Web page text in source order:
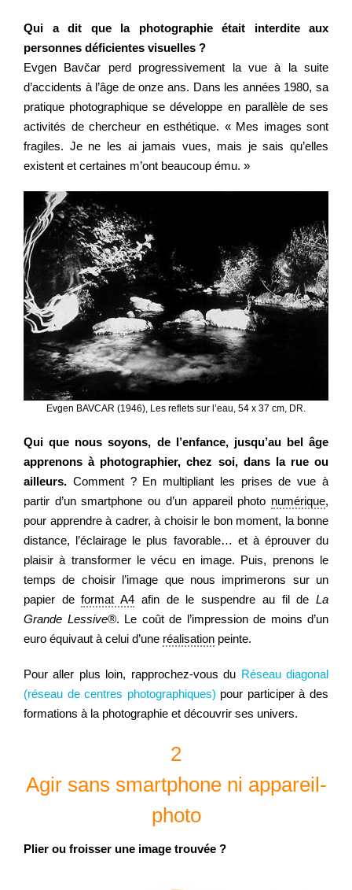
Qui a dit que la photographie était interdite aux
personnes déficientes visuelles ?
Evgen Bavčar perd progressivement la vue à la suite
d’accidents à l’âge de onze ans. Dans les années 1980, sa
pratique photographique se développe en parallèle de ses
activités de chercheur en esthétique. « Mes images sont
fragiles. Je ne les ai jamais vues, mais je sais qu’elles
existent et certaines m’ont beaucoup ému. »
Evgen BAVCAR (1946), Les reflets sur l’eau, 54 x 37 cm, DR.
Qui que nous soyons, de l’enfance, jusqu’au bel âge
apprenons à photographier, chez soi, dans la rue ou
ailleurs. Comment ? En multipliant les prises de vue à
partir d’un smartphone ou d’un appareil photo numérique,
pour apprendre à cadrer, à choisir le bon moment, la bonne
distance, l’éclairage le plus favorable… et à éprouver du
plaisir à transformer le vécu en image. Puis, prenons le
temps de choisir l’image que nous imprimerons sur un
papier deformat A4 afin de le suspendre au fil deLa
Grande Lessive®. Le coût de l’impression de moins d’un
euro équivaut à celui d’une réalisation peinte.
Pour aller plus loin, rapprochez-vous du Réseau diagonal
(réseau de centres photographiques) pour participer à des
formations à la photographie et découvrir ses univers.
2
Agir sans smartphone ni appareil-
photo
Plier ou froisser une image trouvée ?